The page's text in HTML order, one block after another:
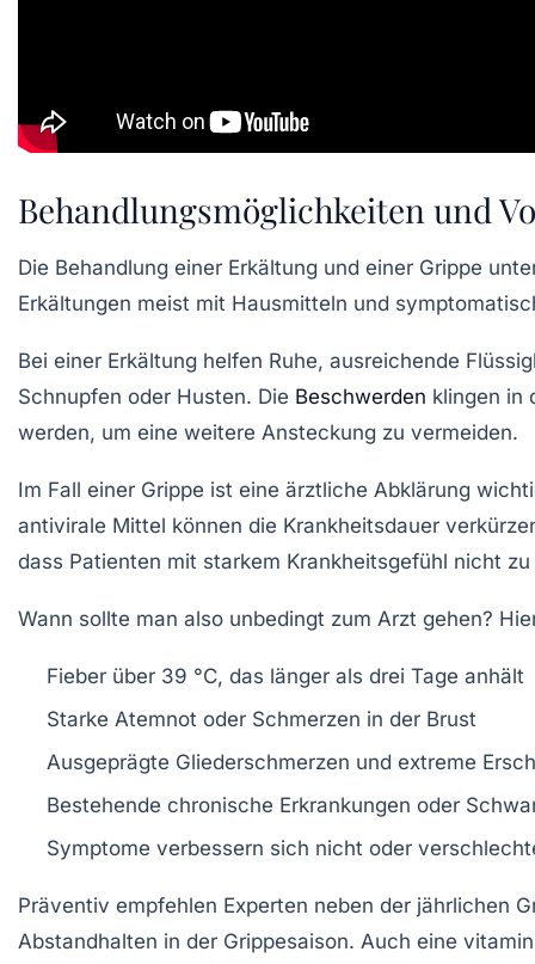
Behandlungsmöglichkeiten und
Die Behandlung einer Erkältung und einer Grippe
Erkältungen meist mit Hausmitteln und
Bei einer Erkältung helfen Ruhe, ausreichende
Schnupfen oder Husten. Die Beschwerden klingen in
werden, um eine weitere Ansteckung zu vermeiden.
Im Fall einer Grippe ist eine ärztliche Abklärung
antivirale Mittel können die Krankheitsdauer
dass Patienten mit starkem Krankheitsgefühl nicht
Wann sollte man also unbedingt zum Arzt gehen?
Fieber über 39 °C, das länger als drei Tage anhält
Starke Atemnot oder Schmerzen in der Brust
Ausgeprägte Gliederschmerzen und extreme
Bestehende chronische Erkrankungen oder
Symptome verbessern sich nicht oder
Präventiv empfehlen Experten neben der jährlichen
Abstandhalten in der Grippesaison. Auch eine